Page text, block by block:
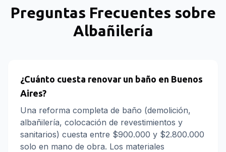
Preguntas Frecuentes sobre
Albañilería
¿Cuánto cuesta renovar un baño en Buenos
Aires?
Una reforma completa de baño (demolición,
albañilería, colocación de revestimientos y
sanitarios) cuesta entre $900.000 y $2.800.000
solo en mano de obra. Los materiales